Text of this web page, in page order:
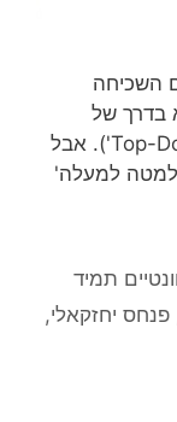
של
הטמעת ה'שינוי מלמעלה למטה' ('Top-Down'). אבל
למעלה'
תמיד
יחזקאלי,